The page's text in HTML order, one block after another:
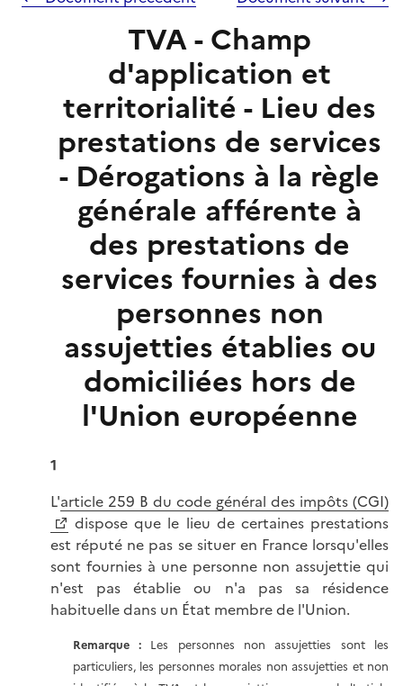
TVA - Champ
d'application et
territorialité - Lieu des
prestations de services
- Dérogations à la règle
générale afférente à
des prestations de
services fournies à des
personnes non
assujetties établies ou
domiciliées hors de
l'Union européenne
1
L'article 259 B du code général des impôts (CGI)
dispose que le lieu de certaines prestations
est réputé ne pas se situer en France lorsqu'elles
sont fournies à une personne non assujettie qui
n'est pas établie ou n'a pas sa résidence
habituelle dans un État membre de l'Union.
Remarque : Les personnes non assujetties sont les
particuliers, les personnes morales non assujetties et non